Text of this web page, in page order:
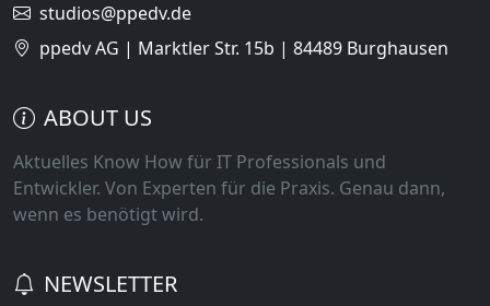
studios@ppedv.de
ppedv AG | Marktler Str. 15b | 84489 Burghausen
ABOUT US
Aktuelles Know How für IT Professionals und
Entwickler. Von Experten für die Praxis. Genau dann,
wenn es benötigt wird.
NEWSLETTER